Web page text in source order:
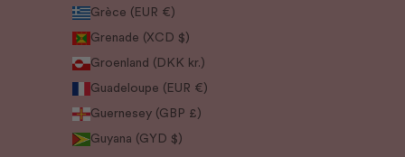
Grèce (EUR €)
Grenade (XCD $)
Groenland (DKK kr.)
Guadeloupe (EUR €)
Guernesey (GBP £)
Guyana (GYD $)